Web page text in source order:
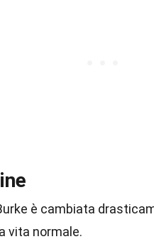
è cambiata
vita normale.